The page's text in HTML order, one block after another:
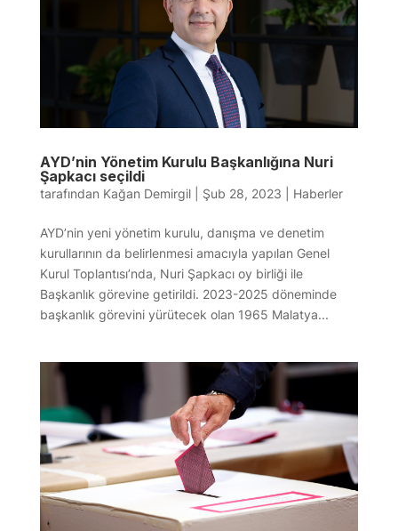
AYD’nin Yönetim Kurulu Başkanlığına Nuri
Şapkacı seçildi
tarafından Kağan Demirgil| Şub 28, 2023 Haberler
AYD’nin yeni yönetim kurulu, danışma ve denetim
kurullarının da belirlenmesi amacıyla yapılan Genel
Kurul Toplantısı’nda, Nuri Şapkacı oy birliği ile
Başkanlık görevine getirildi. 2023-2025 döneminde
başkanlık görevini yürütecek olan 1965 Malatya...